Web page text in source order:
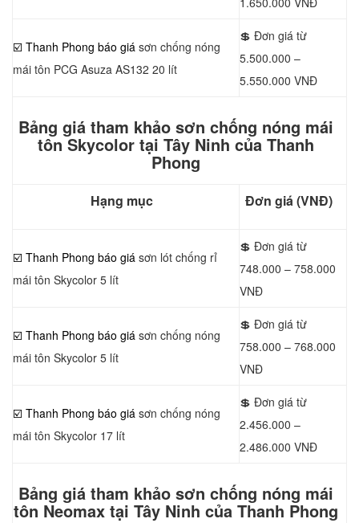
☑️ Thanh Phong báo giá sơn chống nóng
mái tôn PCG Asuza AS132 20 lít
💲 Đơn giá từ
5.500.000 –
5.550.000 VNĐ
Bảng giá tham khảo sơn chống nóng mái
tôn Skycolor tại Tây Ninh của Thanh
Phong
Hạng mục Đơn giá (VNĐ)
☑️ Thanh Phong báo giá sơn lót chống rỉ
mái tôn Skycolor 5 lít
💲 Đơn giá từ
748.000 – 758.000
VNĐ
☑️ Thanh Phong báo giá sơn chống nóng
mái tôn Skycolor 5 lít
💲 Đơn giá từ
758.000 – 768.000
VNĐ
☑️ Thanh Phong báo giá sơn chống nóng
mái tôn Skycolor 17 lít
💲 Đơn giá từ
2.456.000 –
2.486.000 VNĐ
Bảng giá tham khảo sơn chống nóng mái
tôn Neomax tại Tây Ninh của Thanh Phong